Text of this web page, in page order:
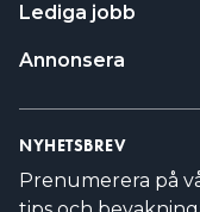
Lediga jobb
Annonsera
NYHETSBREV
Prenumerera på